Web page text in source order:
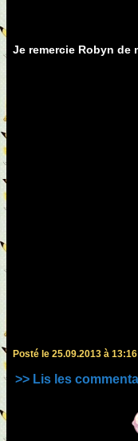
Je remercie Robyn de
Posté le 25.09.2013 à
>> Lis les